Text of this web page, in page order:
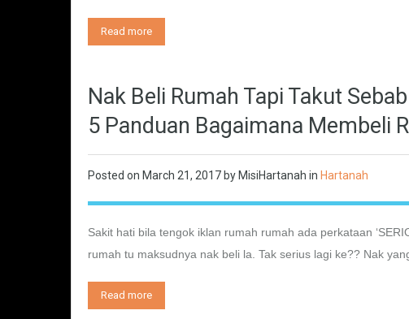
Read more
Nak Beli Rumah Tapi Takut
5 Panduan Bagaimana Membeli
Posted on March 21, 2017 by MisiHartanah in Hartanah
Sakit hati bila tengok iklan rumah rumah ada perkataan
rumah tu maksudnya nak beli la. Tak serius lagi ke?? Nak
Read more